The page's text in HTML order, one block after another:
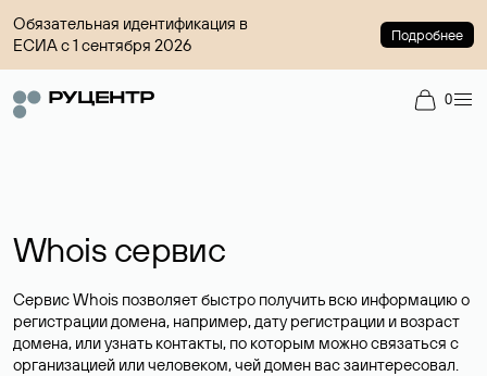
Обязательная идентификация в
ЕСИА с 1 сентября 2026
Подробнее
0
Whois сервис
Сервис Whois позволяет быстро получить всю информацию о
регистрации домена, например, дату регистрации и возраст
домена, или узнать контакты, по которым можно связаться с
организацией или человеком, чей домен вас заинтересовал.